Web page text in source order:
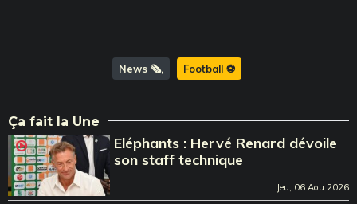
News 🗞️ Football ⚽️
Ça fait la Une
Eléphants : Hervé Renard dévoile
son staff technique
Jeu, 06 Aou 2026